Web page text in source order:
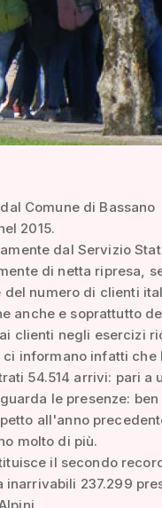
Comune di Bassano
2015.
dal Servizio
di netta ripresa,
del numero di clienti
anche e soprattutto
clienti negli esercizi
ci informano infatti che
54.514 arrivi: pari a
le presenze: ben
all'anno
molto di più.
il secondo
237.299